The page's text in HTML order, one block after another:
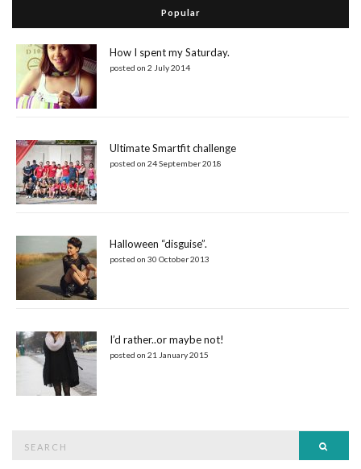
Popular
How I spent my Saturday.
posted on 2 July 2014
Ultimate Smartfit challenge
posted on 24 September 2018
Halloween “disguise”.
posted on 30 October 2013
I’d rather..or maybe not!
posted on 21 January 2015